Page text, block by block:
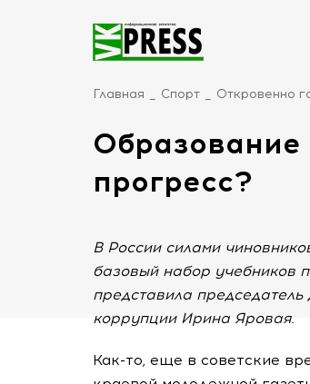
Главная Спорт Откровенно
прогресс?
В России силами
базовый набор учебников
представила
коррупции Ирина Яровая.
Как-то, еще в советские